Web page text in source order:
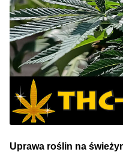
Uprawa roślin na